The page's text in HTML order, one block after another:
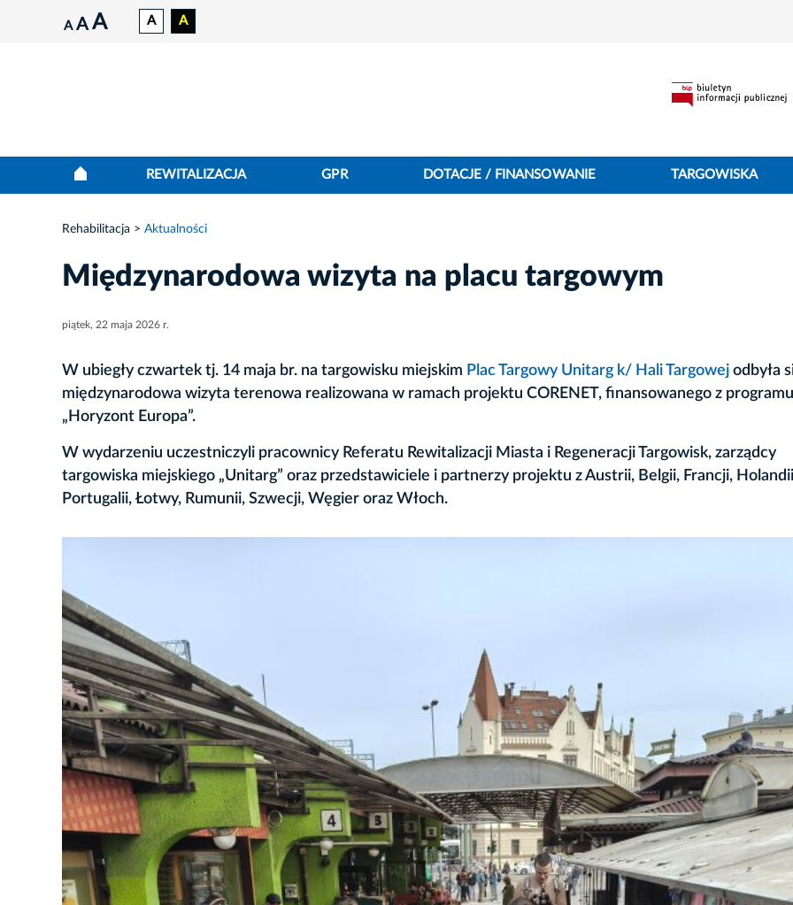
A A A A A
REWITALIZACJA GPR DOTACJE / FINANSOWANIE TARGOWISKA
Rehabilitacja Aktualności
Międzynarodowa wizyta na placu targowym
piątek, 22 maja 2026 r.
W ubiegły czwartek tj. 14 maja br. na targowisku miejskim Plac Targowy Unitarg k/ Hali Targowej odbyła
międzynarodowa wizyta terenowa realizowana w ramach projektu CORENET, finansowanego z programu
„Horyzont Europa”.
W wydarzeniu uczestniczyli pracownicy Referatu Rewitalizacji Miasta i Regeneracji Targowisk, zarządcy
targowiska miejskiego „Unitarg” oraz przedstawiciele i partnerzy projektu z Austrii, Belgii, Francji,
Portugalii, Łotwy, Rumunii, Szwecji, Węgier oraz Włoch.